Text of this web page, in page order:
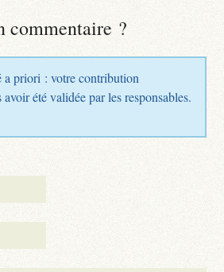
commentaire ?
a priori : votre contribution
avoir été validée par les responsables.